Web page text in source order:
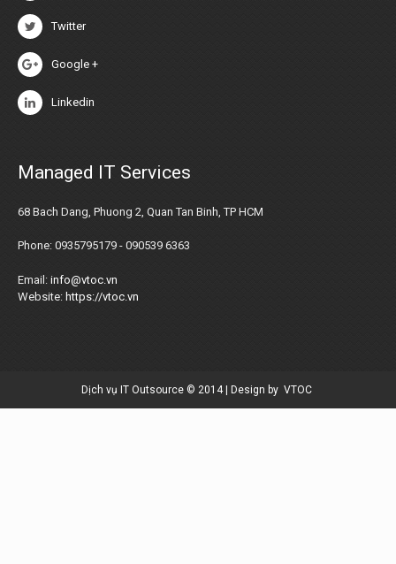
Twitter
Google +
Linkedin
Managed IT Services
68 Bach Dang, Phuong 2, Quan Tan Binh, TP HCM
Phone: 0935795179 - 090539 6363
Email: info@vtoc.vn
Website: https://vtoc.vn
Dịch vụ IT Outsource © 2014 | Design by VTOC